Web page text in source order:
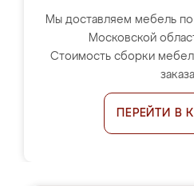
Мы доставляем мебель
Московской
Стоимость сборки
ПЕРЕЙТИ В